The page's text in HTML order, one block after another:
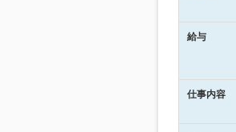
給与
仕事内容